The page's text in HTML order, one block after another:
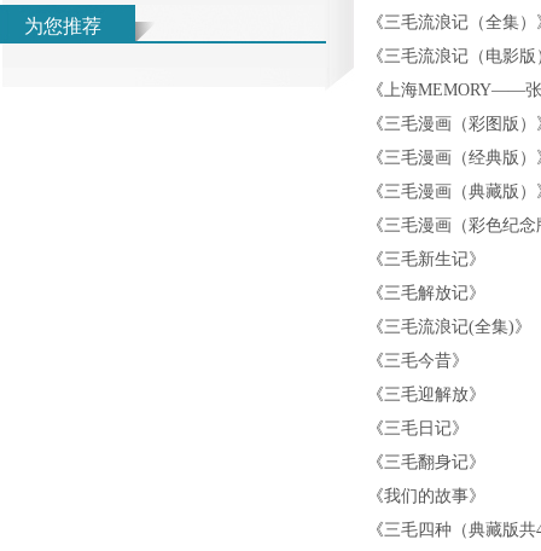
为您推荐
《三毛流浪记（全集）
《三毛流浪记（电影版
《上海MEMORY——
《三毛漫画（彩图版）
《三毛漫画（经典版）
《三毛漫画（典藏版）
《三毛漫画（彩色纪念
《三毛新生记》
《三毛解放记》
《三毛流浪记(全集)》
《三毛今昔》
《三毛迎解放》
《三毛日记》
《三毛翻身记》
《我们的故事》
《三毛四种（典藏版共